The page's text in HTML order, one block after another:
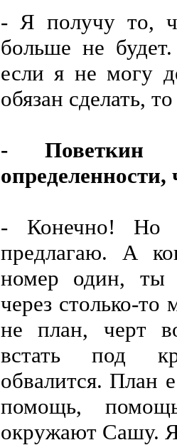
- Я получу то,
больше не
если я не могу
обязан сделать,
- Поветкин
определенности,
- Конечно!
предлагаю. А
номер один, ты
через столько-
не план, черт
встать под
обвалится. План
помощь,
окружают Сашу.